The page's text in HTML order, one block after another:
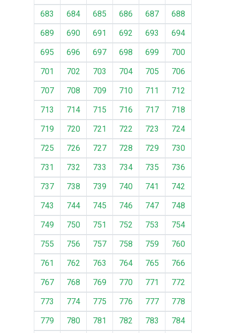
683
684 685 686 687
688
689
690 691 692 693
694
695
696 697 698 699
700
701
702 703 704 705
706
707
708 709 710 711
712
713
714 715 716 717
718
719
720 721 722 723
724
725
726 727 728 729
730
731
732 733 734 735
736
737
738 739 740 741
742
743
744 745 746 747
748
749
750 751 752 753
754
755
756 757 758 759
760
761
762 763 764 765
766
767
768 769 770 771
772
773
774 775 776 777
778
779
780 781 782 783 784